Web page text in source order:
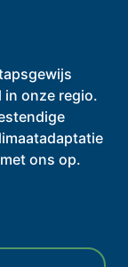
onze regio.
ons op.